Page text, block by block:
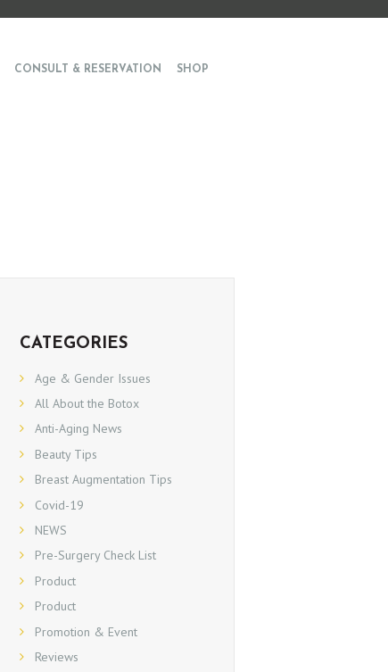
CONSULT & RESERVATION SHOP
CATEGORIES
Age & Gender Issues
All About the Botox
Anti-Aging News
Beauty Tips
Breast Augmentation Tips
Covid-19
NEWS
Pre-Surgery Check List
Product
Product
Promotion & Event
Reviews